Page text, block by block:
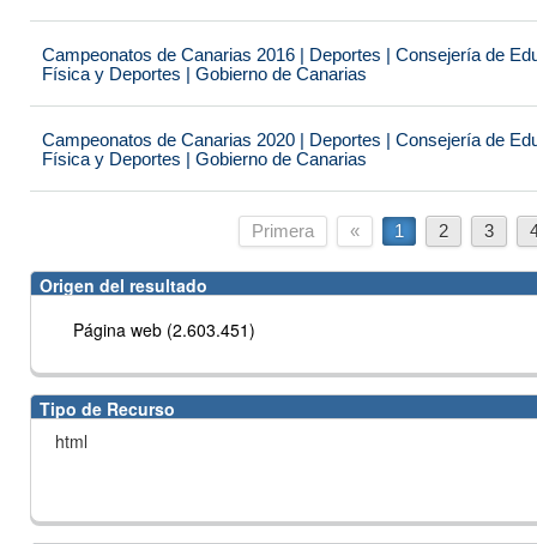
Campeonatos de Canarias 2016 | Deportes | Consejería de
Física y Deportes | Gobierno de Canarias
Campeonatos de Canarias 2020 | Deportes | Consejería de
Física y Deportes | Gobierno de Canarias
Primera « 1 2 3
Origen del resultado
Página web (2.603.451)
Tipo de Recurso
html